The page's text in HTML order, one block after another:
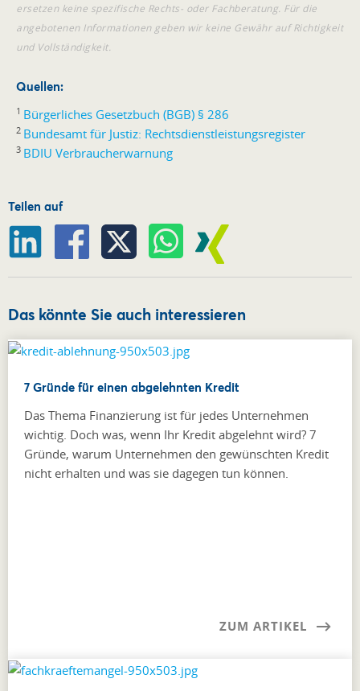
ersetzen keine spezifische Rechts- oder Fachberatung. Für die
angebotenen Informationen geben wir keine Gewähr auf Richtigkeit
und Vollständigkeit.
Quellen:
1 Bürgerliches Gesetzbuch (BGB) § 286
2 Bundesamt für Justiz: Rechtsdienstleistungsregister
3 BDIU Verbraucherwarnung
Teilen auf
Das könnte Sie auch interessieren
7 Gründe für einen abgelehnten Kredit
Das Thema Finanzierung ist für jedes Unternehmen
wichtig. Doch was, wenn Ihr Kredit abgelehnt wird? 7
Gründe, warum Unternehmen den gewünschten Kredit
nicht erhalten und was sie dagegen tun können.
ZUM ARTIKEL